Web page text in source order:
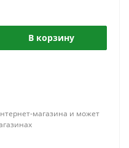
В корзину
магазина и может